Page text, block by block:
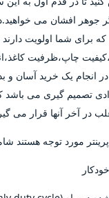
جوهر افشان می
برای شما اولویت
چاپ،ظرفیت
در انجام یک خرید آسان و
تصمیم گیری می
در آخر آنها قرار می
مورد توجه هستند